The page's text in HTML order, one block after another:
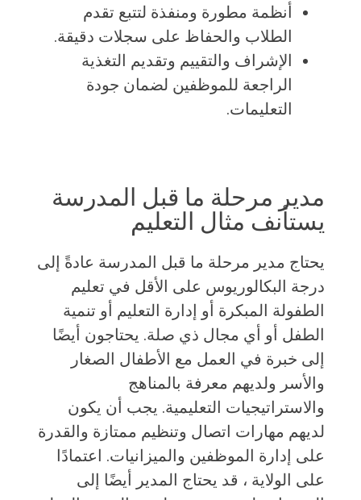
أنظمة مطورة ومنفذة لتتبع تقدم
الطلاب والحفاظ على سجلات دقيقة.
الإشراف والتقييم وتقديم التغذية
الراجعة للموظفين لضمان جودة
التعليمات.
مدير مرحلة ما قبل المدرسة
يستأنف مثال التعليم
يحتاج مدير مرحلة ما قبل المدرسة عادةً إلى
درجة البكالوريوس على الأقل في تعليم
الطفولة المبكرة أو إدارة التعليم أو تنمية
الطفل أو أي مجال ذي صلة. يحتاجون أيضًا
إلى خبرة في العمل مع الأطفال الصغار
والأسر ولديهم معرفة بالمناهج
والاستراتيجيات التعليمية. يجب أن يكون
لديهم مهارات اتصال وتنظيم ممتازة والقدرة
على إدارة الموظفين والميزانيات. اعتمادًا
على الولاية ، قد يحتاج المدير أيضًا إلى